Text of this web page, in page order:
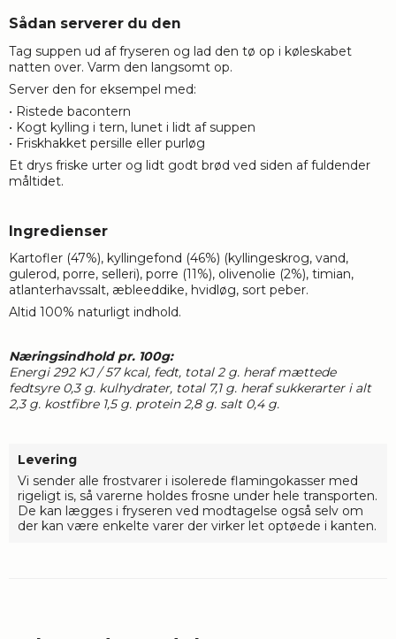
Sådan serverer du den
Tag suppen ud af fryseren og lad den tø op i køleskabet
natten over. Varm den langsomt op.
Server den for eksempel med:
• Ristede bacontern
• Kogt kylling i tern, lunet i lidt af suppen
• Friskhakket persille eller purløg
Et drys friske urter og lidt godt brød ved siden af fuldender
måltidet.
Ingredienser
Kartofler (47%), kyllingefond (46%) (kyllingeskrog, vand,
gulerod, porre, selleri), porre (11%), olivenolie (2%), timian,
atlanterhavssalt, æbleeddike, hvidløg, sort peber.
Altid 100% naturligt indhold.
Næringsindhold pr. 100g:
Energi 292 KJ / 57 kcal, fedt, total 2 g. heraf mættede
fedtsyre 0,3 g. kulhydrater, total 7,1 g. heraf sukkerarter i alt
2,3 g. kostfibre 1,5 g. protein 2,8 g. salt 0,4 g.
Levering
Vi sender alle frostvarer i isolerede flamingokasser med
rigeligt is, så varerne holdes frosne under hele transporten.
De kan lægges i fryseren ved modtagelse også selv om
der kan være enkelte varer der virker let optøede i kanten.